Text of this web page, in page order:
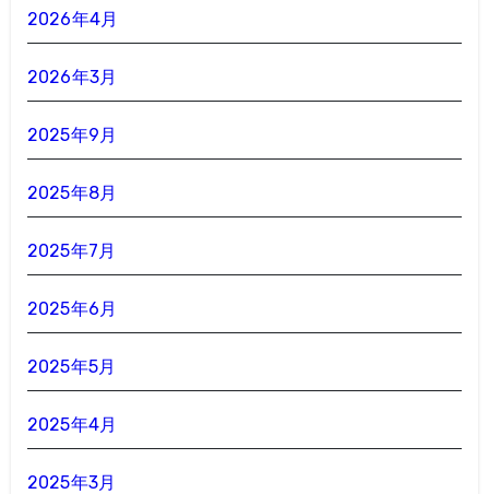
2026年4月
2026年3月
2025年9月
2025年8月
2025年7月
2025年6月
2025年5月
2025年4月
2025年3月